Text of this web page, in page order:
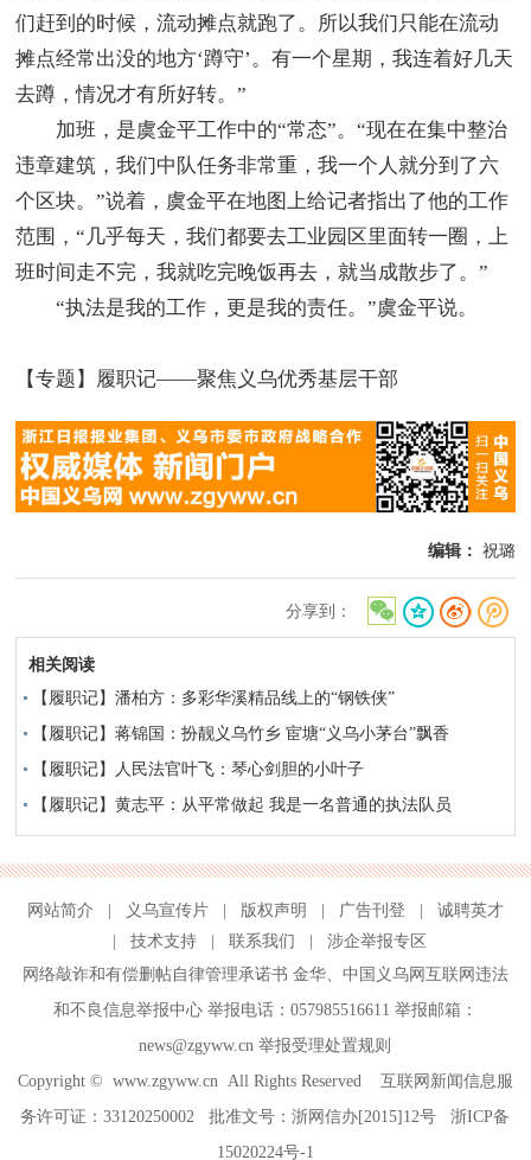
们赶到的时候，流动摊点就跑了。所以我们只能在流动
摊点经常出没的地方‘蹲守’。有一个星期，我连着好几天
去蹲，情况才有所好转。”
加班，是虞金平工作中的“常态”。“现在在集中整治
违章建筑，我们中队任务非常重，我一个人就分到了六
个区块。”说着，虞金平在地图上给记者指出了他的工作
范围，“几乎每天，我们都要去工业园区里面转一圈，上
班时间走不完，我就吃完晚饭再去，就当成散步了。”
“执法是我的工作，更是我的责任。”虞金平说。
【专题】履职记——聚焦义乌优秀基层干部
编辑： 祝璐
分享到：
相关阅读
【履职记】潘柏方：多彩华溪精品线上的“钢铁侠”
【履职记】蒋锦国：扮靓义乌竹乡 宦塘“义乌小茅台”飘香
【履职记】人民法官叶飞：琴心剑胆的小叶子
【履职记】黄志平：从平常做起 我是一名普通的执法队员
网站简介 义乌宣传片 版权声明 广告刊登
诚聘英才
技术支持 联系我们
涉企举报专区
网络敲诈和有偿删帖自律管理承诺书 金华、 中国义乌网互联网违法
和不良信息举报中心举报电话：057985516611 举报邮箱：
news@zgyww.cn举报受理处置规则
Copyright © www.zgyww.cn All Rights Reserved 互联网新闻信息服
务许可证：33120250002 批准文号：浙网信办[2015]12号浙ICP备
15020224号-1